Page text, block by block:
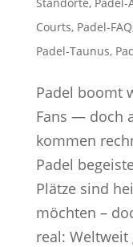
Courts, Padel-FAQ
Padel-Taunus,
Padel boomt
Fans — doch
kommen
Padel
Plätze sind
möchten –
real: Weltweit